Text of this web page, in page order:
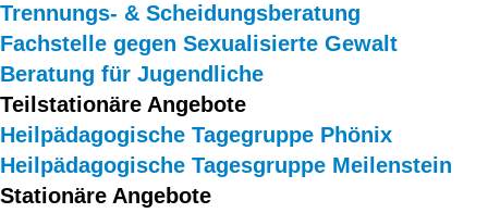
Trennungs- & Scheidungsberatung
Fachstelle gegen Sexualisierte Gewalt
Beratung für Jugendliche
Teilstationäre Angebote
Heilpädagogische Tagegruppe Phönix
Heilpädagogische Tagesgruppe Meilenstein
Stationäre Angebote